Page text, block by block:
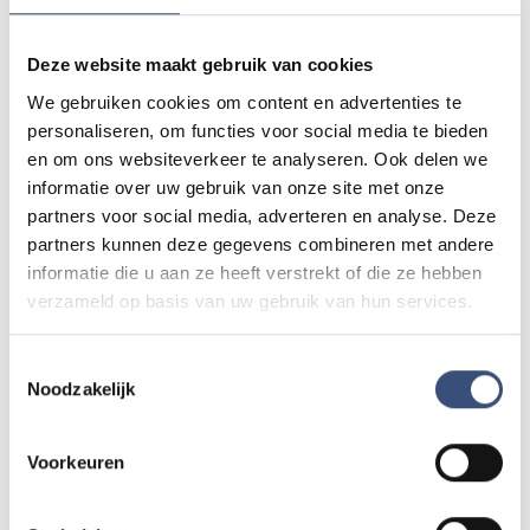
Deze website maakt gebruik van cookies
We gebruiken cookies om content en advertenties te
personaliseren, om functies voor social media te bieden
en om ons websiteverkeer te analyseren. Ook delen we
informatie over uw gebruik van onze site met onze
partners voor social media, adverteren en analyse. Deze
partners kunnen deze gegevens combineren met andere
informatie die u aan ze heeft verstrekt of die ze hebben
verzameld op basis van uw gebruik van hun services.
Noodzakelijk
Voorkeuren
leerlingen basisscholen
20:20 uur Toespraak en kranslegging door
wethouder Daan Markwat
20:30 uur Toespraak en kranslegging door
Honarary Consul Finland, de heer M. Verbrugge
20:40 uur Eén minuut stilte, gevolgd door
Taptoe
20:41 uur Overige krans- en bloemleggingen
Den Bommel, locatie monument Voorstraat
19:00 uur Aanvang herdenkingsbijeenkomst in